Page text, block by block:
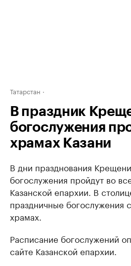
Татарстан
В праздник
богослужения
храмах Казани
В дни празднования
богослужения пройдут во
Казанской епархии. В
праздничные богослужения
храмах.
Расписание богослужений
сайте Казанской епархии.